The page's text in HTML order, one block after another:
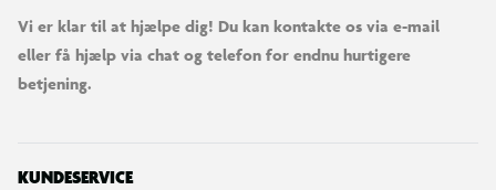
Vi er klar til at hjælpe dig! Du kan kontakte os via e-mail
eller få hjælp via chat og telefon for endnu hurtigere
betjening.
KUNDESERVICE